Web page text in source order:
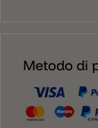
Metodo di